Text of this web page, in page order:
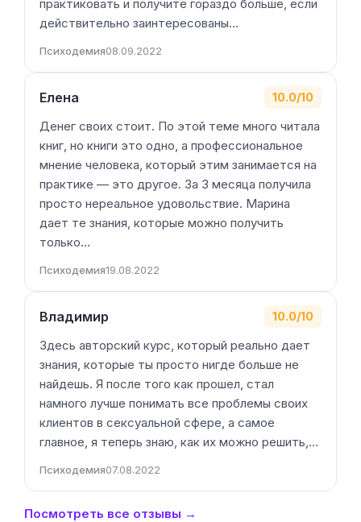
практиковать и получите гораздо больше, если
действительно заинтересованы…
Психодемия08.09.2022
Елена 10.0/10
Денег своих стоит. По этой теме много читала
книг, но книги это одно, а профессиональное
мнение человека, который этим занимается на
практике — это другое. За 3 месяца получила
просто нереальное удовольствие. Марина
дает те знания, которые можно получить
только…
Психодемия19.08.2022
Владимир 10.0/10
Здесь авторский курс, который реально дает
знания, которые ты просто нигде больше не
найдешь. Я после того как прошел, стал
намного лучше понимать все проблемы своих
клиентов в сексуальной сфере, а самое
главное, я теперь знаю, как их можно решить,…
Психодемия07.08.2022
Посмотреть все отзывы →